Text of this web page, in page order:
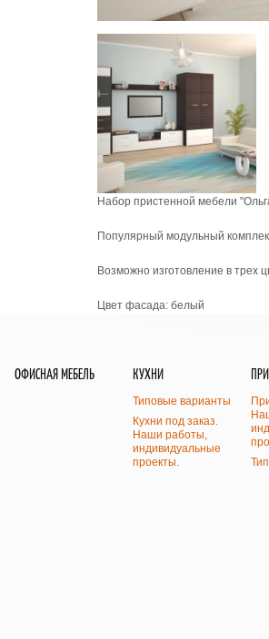
Набор пристенной мебели
Популярный модульный
Возможно изготовление в трех
Цвет фасада: белый
ОФИСНАЯ МЕБЕЛЬ КУХНИ
Типовые варианты
Кухни под заказ.
Наши работы,
индивидуальные
проекты.